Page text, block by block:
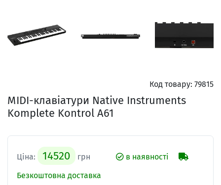
Код товару: 79815
MIDI-клавіатури Native Instruments
Komplete Kontrol A61
Ціна: 14520 грн
в наявності
Безкоштовна доставка